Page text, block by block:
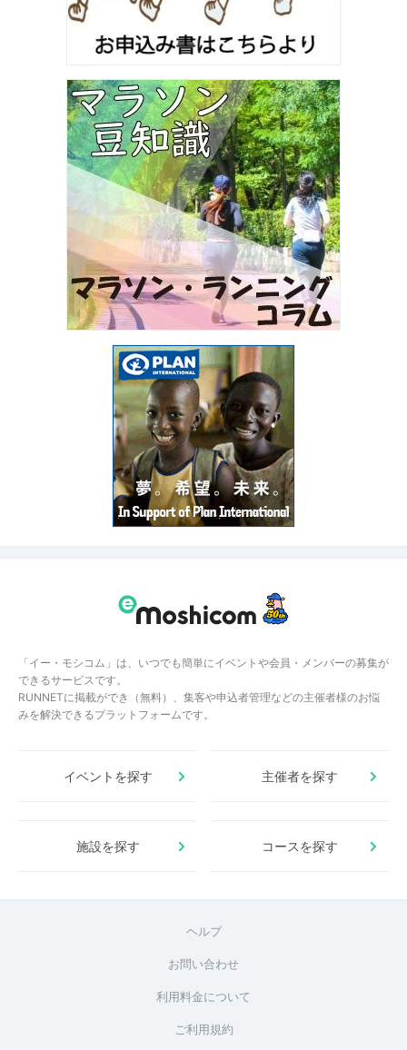
「イー・モシコム」は、いつでも簡単にイベントや会員・メンバーの募集が
できるサービスです。
RUNNETに掲載ができ（無料）、集客や申込者管理などの主催者様のお悩
みを解決できるプラットフォームです。
イベントを探す 主催者を探す
施設を探す コースを探す
ヘルプ
お問い合わせ
利用料金について
ご利用規約